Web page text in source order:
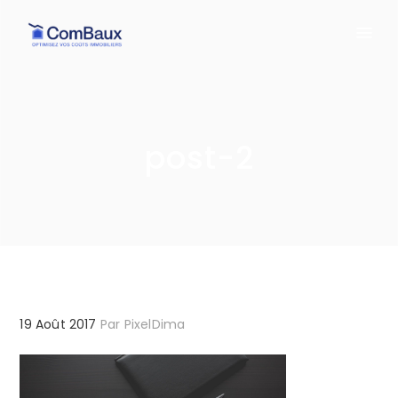
19 Août 2017 Par PixelDima